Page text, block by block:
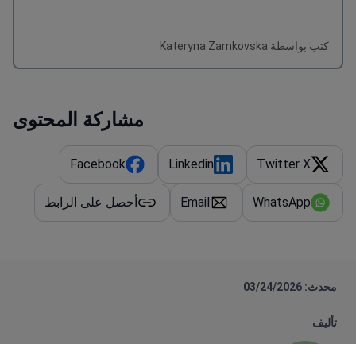
كتب بواسطة Kateryna Zamkovska
مشاركة المحتوى
Twitter X
Linkedin
Facebook
WhatsApp
Email أحصل على الرابط
محدث: 03/24/2026
تأليف